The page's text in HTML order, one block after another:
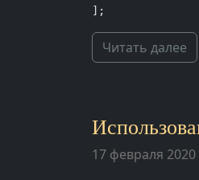
];
Читать далее
17 февраля 2020